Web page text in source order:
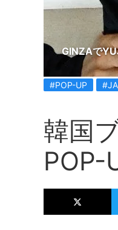
GINZAで
#POP-UP
韓国
POP-